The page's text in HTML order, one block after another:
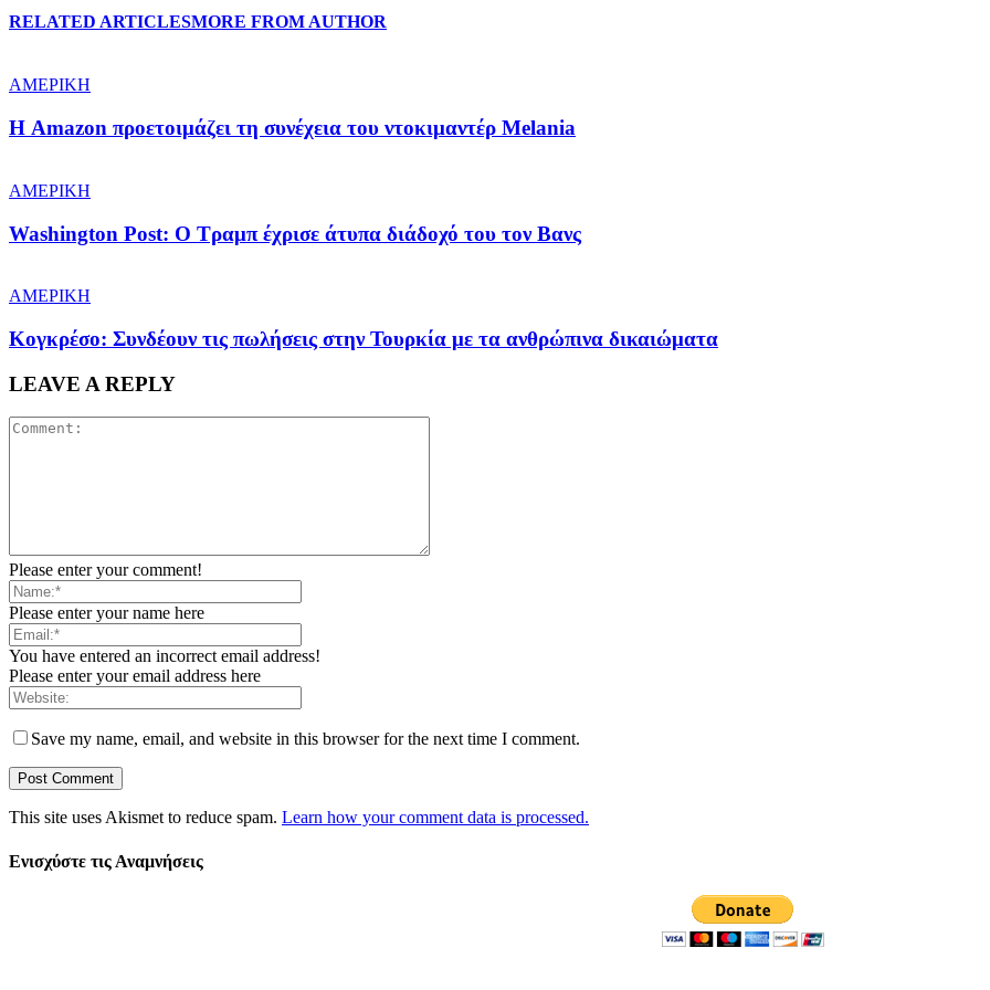
RELATED ARTICLESMORE FROM AUTHOR
ΑΜΕΡΙΚΗ
Η Amazon προετοιμάζει τη συνέχεια του ντοκιμαντέρ Melania
ΑΜΕΡΙΚΗ
Washington Post: Ο Τραμπ έχρισε άτυπα διάδοχό του τον Βανς
ΑΜΕΡΙΚΗ
Κογκρέσο: Συνδέουν τις πωλήσεις στην Τουρκία με τα ανθρώπινα δικαιώματα
LEAVE A REPLY
Please enter your comment!
Please enter your name here
You have entered an incorrect email address!
Please enter your email address here
Save my name, email, and website in this browser for the next time I comment.
This site uses Akismet to reduce spam. Learn how your comment data is processed.
Ενισχύστε τις Αναμνήσεις